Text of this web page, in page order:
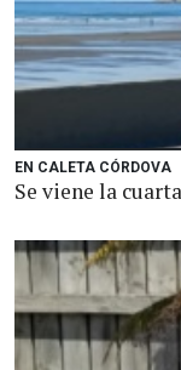
EN CALETA CÓRDOVA
Se viene la